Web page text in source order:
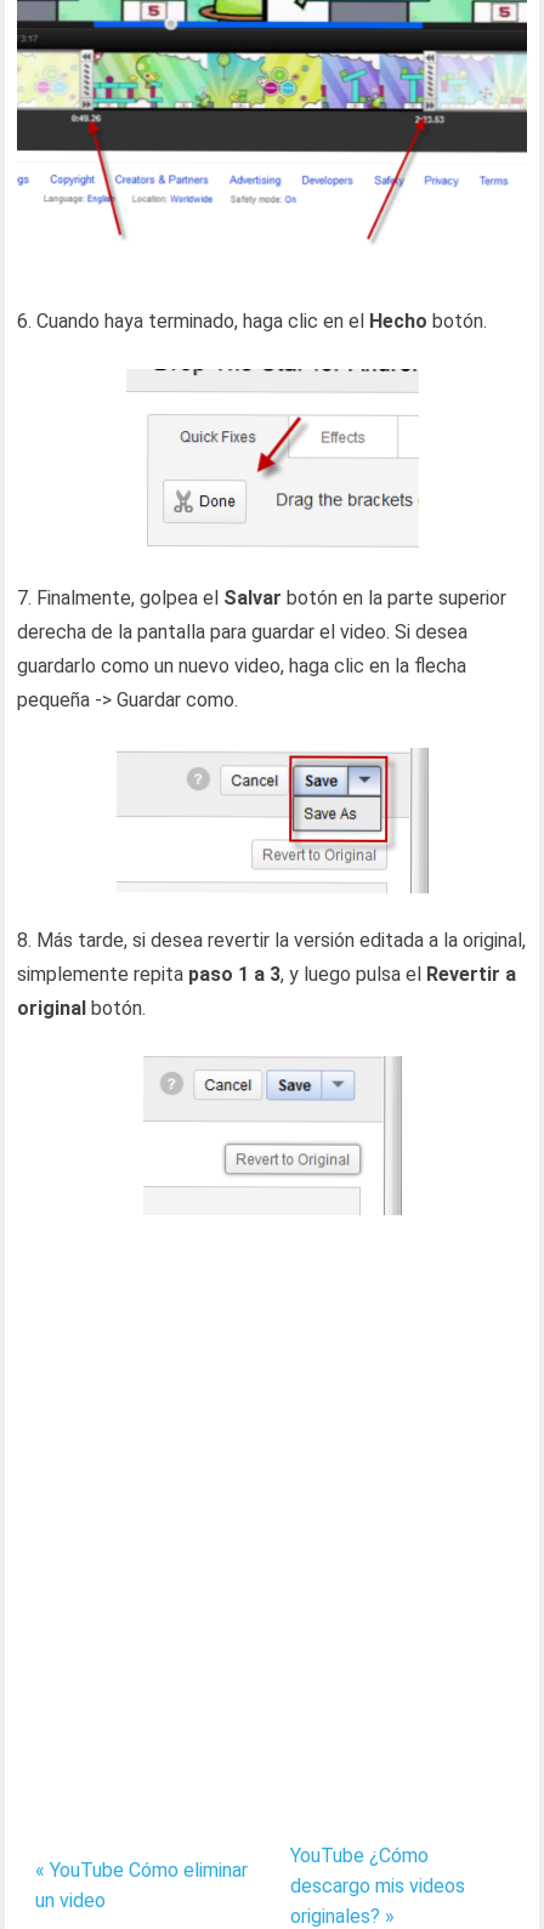
6. Cuando haya terminado, haga clic en el Hecho botón.
7. Finalmente, golpea el Salvar botón en la parte superior
derecha de la pantalla para guardar el video. Si desea
guardarlo como un nuevo video, haga clic en la flecha
pequeña -> Guardar como.
8. Más tarde, si desea revertir la versión editada a la original,
simplemente repita paso 1 a 3, y luego pulsa el Revertir a
original botón.
« YouTube Cómo eliminar
un video
YouTube ¿Cómo
descargo mis videos
originales? »